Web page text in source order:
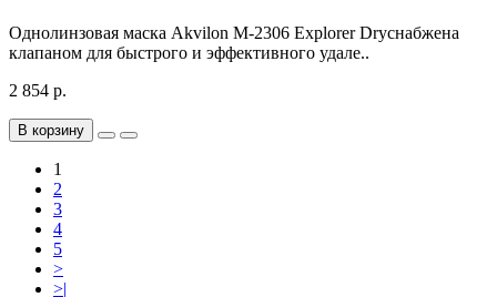
Однолинзовая маска Akvilon M-2306 Explorer Dryснабжена
клапаном для быстрого и эффективного удале..
2 854 р.
В корзину
1
2
3
4
5
>
>|